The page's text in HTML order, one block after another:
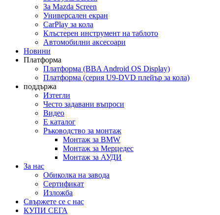
За Mazda Screen
Универсален екран
CarPlay за кола
Клъстерен инструмент на таблото
Автомобилни аксесоари
Новини
Платформа
Платформа (BBA Android OS Display)
Платформа (серия U9-DVD плейър за кола)
поддържа
Изтегли
Често задавани въпроси
Видео
E каталог
Ръководство за монтаж
Монтаж за BMW
Монтаж за Мерцедес
Монтаж за АУДИ
За нас
Обиколка на завода
Сертификат
Изложба
Свържете се с нас
КУПИ СЕГА